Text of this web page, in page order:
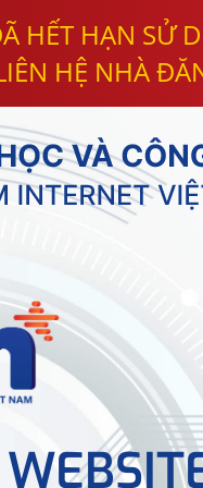
HẾT HẠN SỬ
HỆ NHÀ